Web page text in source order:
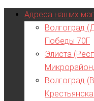
Адреса наших
Волгоград
Победы 70Г
Элиста
Волгоград